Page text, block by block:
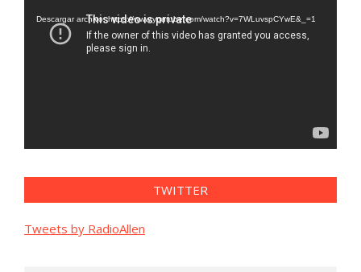
vídeo
Descargar archivo: https://www.youtube.com/watch?v=7WLuvspCYwE&_=1
TWITTER
Tweets by RadioAllen